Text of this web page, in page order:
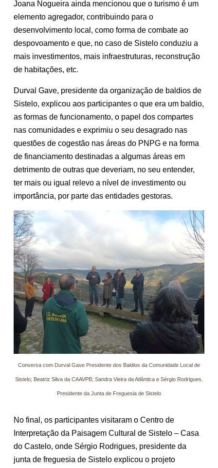
Joana Nogueira ainda mencionou que o turismo é um
elemento agregador, contribuindo para o
desenvolvimento local, como forma de combate ao
despovoamento e que, no caso de Sistelo conduziu a
mais investimentos, mais infraestruturas, reconstrução
de habitações, etc.
Durval Gave, presidente da organização de baldios de
Sistelo, explicou aos participantes o que era um baldio,
as formas de funcionamento, o papel dos compartes
nas comunidades e exprimiu o seu desagrado nas
questões de cogestão nas áreas do PNPG e na forma
de financiamento destinadas a algumas áreas em
detrimento de outras que deveriam, no seu entender,
ter mais ou igual relevo a nível de investimento ou
importância, por parte das entidades gestoras.
Conversa com Durval Gave Presidente dos Baldios da Comunidade Local de
Sistelo; Beatriz Silva da CAAVPB; Sandra Vieira da Atlântica e Sérgio Rodrigues,
Presidente da Junta de Freguesia de Sistelo
No final, os participantes visitaram o Centro de
Interpretação da Paisagem Cultural de Sistelo – Casa
do Castelo, onde Sérgio Rodrigues, presidente da
junta de freguesia de Sistelo explicou o projeto